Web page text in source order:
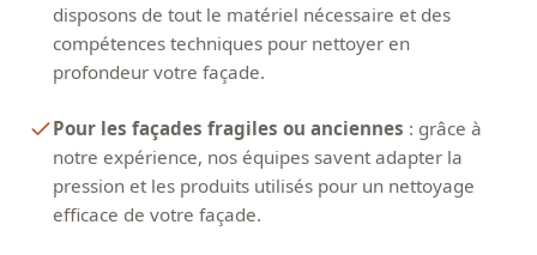
disposons de tout le matériel nécessaire et des
compétences techniques pour nettoyer en
profondeur votre façade.
Pour les façades fragiles ou anciennes : grâce à
notre expérience, nos équipes savent adapter la
pression et les produits utilisés pour un nettoyage
efficace de votre façade.